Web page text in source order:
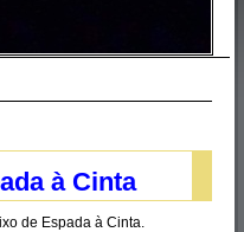
à Cinta
de Espada à Cinta.